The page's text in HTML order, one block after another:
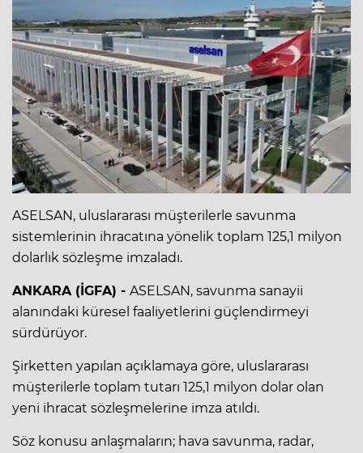
ASELSAN, uluslararası müşterilerle savunma
sistemlerinin ihracatına yönelik toplam 125,1 milyon
dolarlık sözleşme imzaladı.
ANKARA (İGFA) - ASELSAN, savunma sanayii
alanındaki küresel faaliyetlerini güçlendirmeyi
sürdürüyor.
Şirketten yapılan açıklamaya göre, uluslararası
müşterilerle toplam tutarı 125,1 milyon dolar olan
yeni ihracat sözleşmelerine imza atıldı.
Söz konusu anlaşmaların; hava savunma, radar,